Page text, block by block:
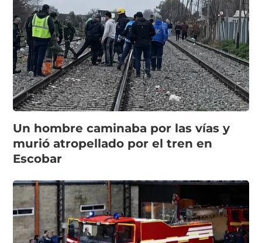
Un hombre caminaba por las vías y
murió atropellado por el tren en
Escobar